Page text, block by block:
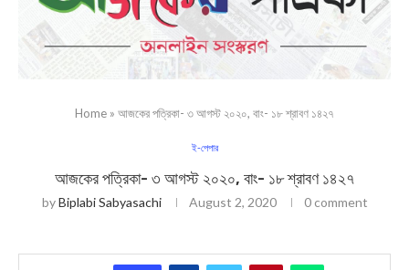
Home » আজকের পত্রিকা- ৩ আগস্ট ২০২০, বাং- ১৮ শ্রাবণ ১৪২৭
ই-পেপার
আজকের পত্রিকা- ৩ আগস্ট ২০২০, বাং- ১৮ শ্রাবণ ১৪২৭
byBiplabi Sabyasachi August 2, 2020 0 comment